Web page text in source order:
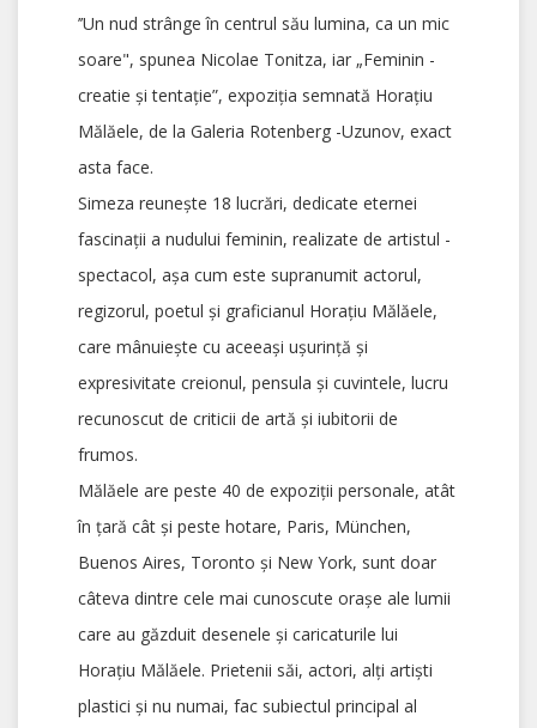
’’Un nud strânge în centrul său lumina, ca un mic
soare", spunea Nicolae Tonitza, iar „Feminin -
creatie şi tentație”, expoziţia semnată Horaţiu
Mălăele, de la Galeria Rotenberg -Uzunov, exact
asta face.
Simeza reuneşte 18 lucrări, dedicate eternei
fascinaţii a nudului feminin, realizate de artistul -
spectacol, așa cum este supranumit actorul,
regizorul, poetul și graficianul Horațiu Mălăele,
care mânuiește cu aceeași ușurință și
expresivitate creionul, pensula şi cuvintele, lucru
recunoscut de criticii de artă și iubitorii de
frumos.
Mălăele are peste 40 de expoziții personale, atât
în țară cât și peste hotare, Paris, München,
Buenos Aires, Toronto și New York, sunt doar
câteva dintre cele mai cunoscute orașe ale lumii
care au găzduit desenele și caricaturile lui
Horațiu Mălăele. Prietenii săi, actori, alți artiști
plastici și nu numai, fac subiectul principal al